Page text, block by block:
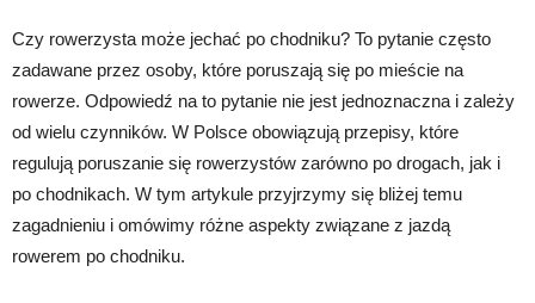
Czy rowerzysta może jechać po chodniku? To pytanie często
zadawane przez osoby, które poruszają się po mieście na
rowerze. Odpowiedź na to pytanie nie jest jednoznaczna i zależy
od wielu czynników. W Polsce obowiązują przepisy, które
regulują poruszanie się rowerzystów zarówno po drogach, jak i
po chodnikach. W tym artykule przyjrzymy się bliżej temu
zagadnieniu i omówimy różne aspekty związane z jazdą
rowerem po chodniku.